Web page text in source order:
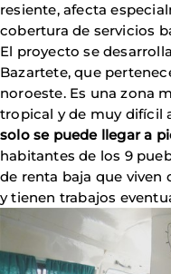
resiente, afecta
cobertura de servicios
El proyecto se
Bazartete, que
noroeste. Es una zona
tropical y de muy difícil
solo se puede llegar a
habitantes de los 9
de renta baja que viven
y tienen trabajos